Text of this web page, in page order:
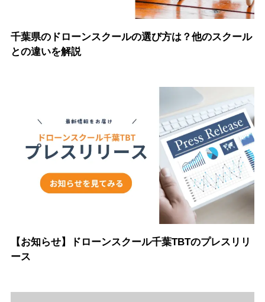
千葉県のドローンスクールの選び方は？他のスクール
との違いを解説
【お知らせ】ドローンスクール千葉TBTのプレスリリ
ース